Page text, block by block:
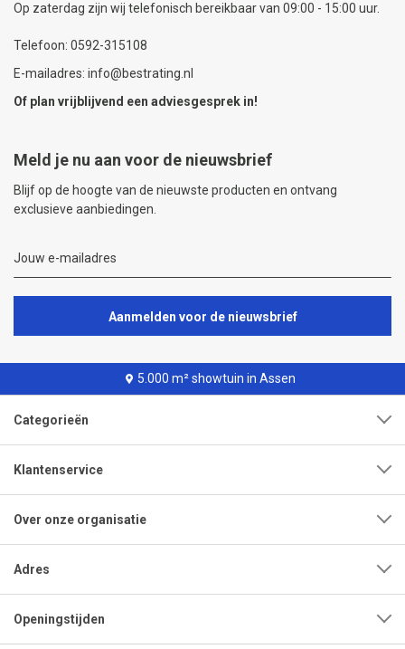
Op zaterdag zijn wij telefonisch bereikbaar van 09:00 - 15:00 uur.
Telefoon: 0592-315108
E-mailadres: info@bestrating.nl
Of plan vrijblijvend een adviesgesprek in!
Meld je nu aan voor de nieuwsbrief
Blijf op de hoogte van de nieuwste producten en ontvang
exclusieve aanbiedingen.
Aanmelden voor de nieuwsbrief
5.000 m² showtuin in Assen
Categorieën
Klantenservice
Over onze organisatie
Adres
Openingstijden